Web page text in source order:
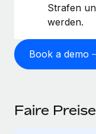
Strafen
werden.
Book a demo
Faire